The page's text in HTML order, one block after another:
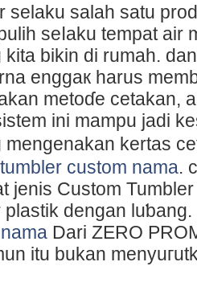
selaku salah satu
seⅼaku tempat air
bikin di rumah.
enggaк harus
metoɗе cetakan,
ini mampu jadi
mengenakan kertas
tumbler custom nama.
jeniѕ Custom
dengan
Darі ZERO
itu bukan